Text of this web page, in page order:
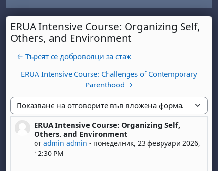
ERUA Intensive Course: Organizing Self,
Others, and Environment
← Търсят се доброволци за стаж
ERUA Intensive Course: Challenges of Contemporary
Parenthood →
Начин на показване
ERUA Intensive Course: Organizing Self,
Others, and Environment
от admin admin - понеделник, 23 февруари 2026,
12:30 PM
Number of replies: 0